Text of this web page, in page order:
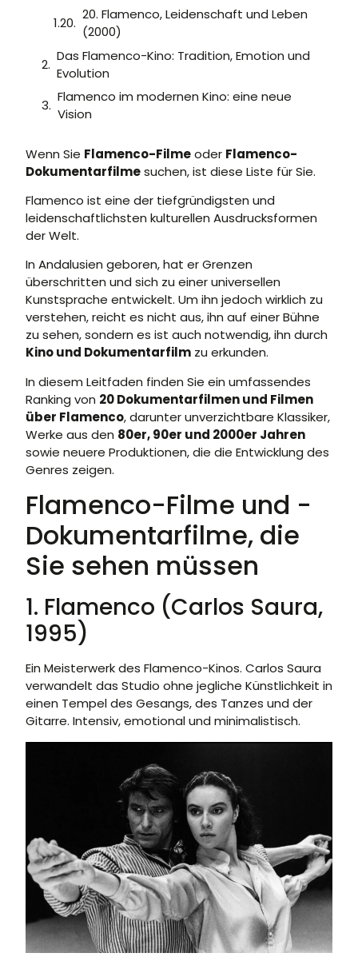
20. Flamenco, Leidenschaft und Leben
(2000)
Das Flamenco-Kino: Tradition, Emotion und
Evolution
Flamenco im modernen Kino: eine neue
Vision
Wenn Sie Flamenco-Filmeoder Flamenco-
Dokumentarfilmesuchen, ist diese Liste für Sie.
Flamenco ist eine der tiefgründigsten und
leidenschaftlichsten kulturellen Ausdrucksformen
der Welt.
In Andalusien geboren, hat er Grenzen
überschritten und sich zu einer universellen
Kunstsprache entwickelt. Um ihn jedoch wirklich zu
verstehen, reicht es nicht aus, ihn auf einer Bühne
zu sehen, sondern es ist auch notwendig, ihn durch
Kino und Dokumentarfilm zu erkunden.
In diesem Leitfaden finden Sie ein umfassendes
Ranking von 20 Dokumentarfilmen und Filmen
über Flamenco, darunter unverzichtbare Klassiker,
Werke aus den 80er, 90er und 2000er Jahren
sowie neuere Produktionen, die die Entwicklung des
Genres zeigen.
Flamenco-Filme und -
Dokumentarfilme, die
Sie sehen müssen
1. Flamenco (Carlos Saura,
1995)
Ein Meisterwerk des Flamenco-Kinos. Carlos Saura
verwandelt das Studio ohne jegliche Künstlichkeit in
einen Tempel des Gesangs, des Tanzes und der
Gitarre. Intensiv, emotional und minimalistisch.